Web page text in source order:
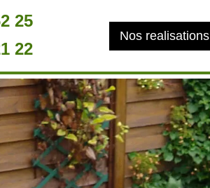
25
22
Nos realisations